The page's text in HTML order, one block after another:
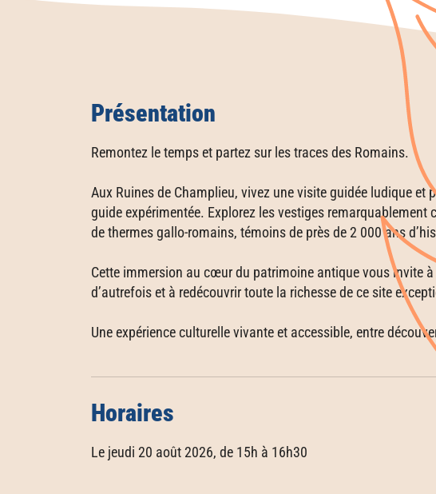
Présentation
Remontez le temps et partez sur les traces des Romains.
Aux Ruines de Champlieu, vivez une visite guidée ludique et
guide expérimentée. Explorez les vestiges remarquablement
de thermes gallo-romains, témoins de près de 2 000 ans
Cette immersion au cœur du patrimoine antique vous invite
d’autrefois et à redécouvrir toute la richesse de ce site
Une expérience culturelle vivante et accessible, entre
Horaires
Le jeudi 20 août 2026, de 15h à 16h30